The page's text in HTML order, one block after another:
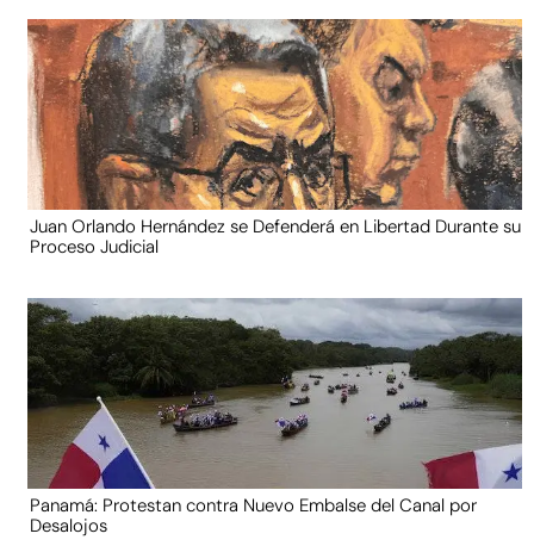
Juan Orlando Hernández se Defenderá en Libertad Durante su
Proceso Judicial
Panamá: Protestan contra Nuevo Embalse del Canal por
Desalojos